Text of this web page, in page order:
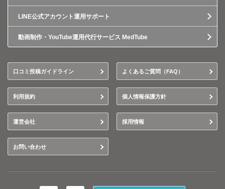
LINE公式アカウント運用サポート
動画制作・YouTube運用代行サービス MedTube
口コミ投稿ガイドライン よくあるご質問（FAQ）
利用規約 個人情報保護方針
運営会社 採用情報
お問い合わせ